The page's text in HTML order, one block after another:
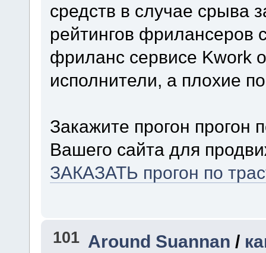
средств в случае срыва
рейтингов фрилансеров
фриланс сервисе Kwork
исполнители, а плохие
Закажите прогон прогон
Вашего сайта для
ЗАКАЗАТЬ прогон по
101 Around Suannan /